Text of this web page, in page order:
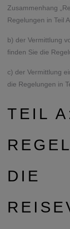
Zusammenhang
Regelungen in Teil
b) der Vermittlung
finden Sie die
c) der Vermittlung
die Regelungen in
TEIL
DIE